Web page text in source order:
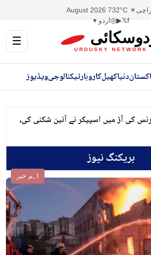
☀ 32°C
7 August 2026
f
𝕏
▶
◎اردو ▾
URDUSKY NETWORK
☰
دنیاکھیلکاروبارٹیکنالوجیویڈیوز
کی آڑ میں اسپیکر نے آئین شکنی کی،
بریکنگ نیوز
اہم خبر